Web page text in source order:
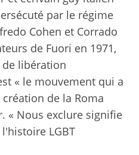
par le régime
Cohen et Corrado
de Fuori en 1971,
libération
« le mouvement qui a
de la Roma
« Nous exclure signifie
LGBT